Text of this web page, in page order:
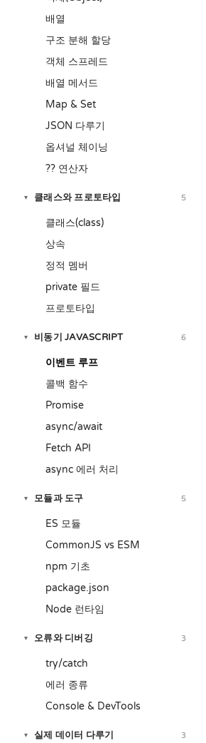
배열
구조 분해 할당
객체 스프레드
배열 메서드
Map & Set
JSON 다루기
옵셔널 체이닝
?? 연산자
▾ 클래스와 프로토타입 5
클래스(class)
상속
정적 멤버
private 필드
프로토타입
▾ 비동기 JAVASCRIPT 6
이벤트 루프
콜백 함수
Promise
async/await
Fetch API
async 에러 처리
▾ 모듈과 도구 5
ES 모듈
CommonJS vs ESM
npm 기초
package.json
Node 런타임
▾ 오류와 디버깅 3
try/catch
에러 종류
Console & DevTools
▾ 실제 데이터 다루기 3